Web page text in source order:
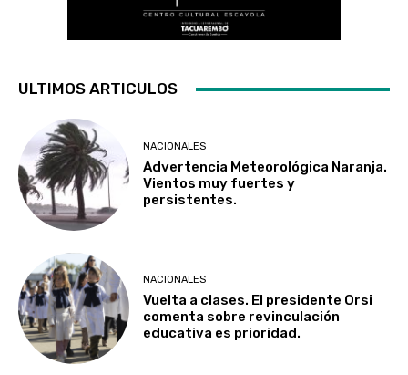
ULTIMOS ARTICULOS
NACIONALES
Advertencia Meteorológica Naranja.
Vientos muy fuertes y
persistentes.
NACIONALES
Vuelta a clases. El presidente Orsi
comenta sobre revinculación
educativa es prioridad.